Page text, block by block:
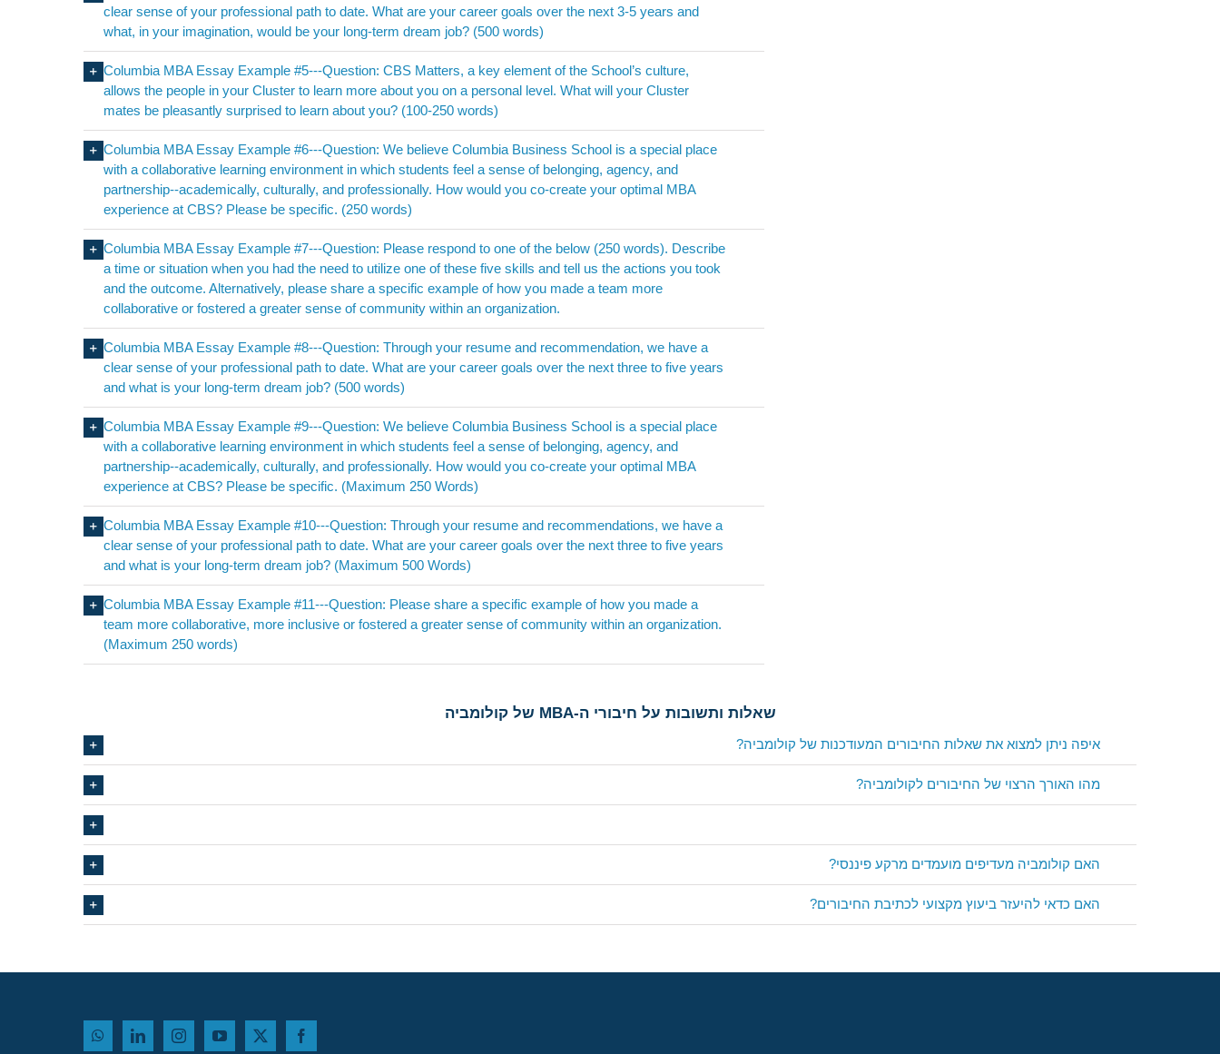
clear sense of your professional path to date. What are your career goals over the next 3-5 years and
what, in your imagination, would be your long-term dream job? (500 words)
Columbia MBA Essay Example #5---Question: CBS Matters, a key element of the School’s culture,
allows the people in your Cluster to learn more about you on a personal level. What will your Cluster
mates be pleasantly surprised to learn about you? (100-250 words)
Columbia MBA Essay Example #6---Question: We believe Columbia Business School is a special place
with a collaborative learning environment in which students feel a sense of belonging, agency, and
partnership--academically, culturally, and professionally. How would you co-create your optimal MBA
experience at CBS? Please be specific. (250 words)
Columbia MBA Essay Example #7---Question: Please respond to one of the below (250 words). Describe
a time or situation when you had the need to utilize one of these five skills and tell us the actions you took
and the outcome. Alternatively, please share a specific example of how you made a team more
collaborative or fostered a greater sense of community within an organization.
Columbia MBA Essay Example #8---Question: Through your resume and recommendation, we have a
clear sense of your professional path to date. What are your career goals over the next three to five years
and what is your long-term dream job? (500 words)
Columbia MBA Essay Example #9---Question: We believe Columbia Business School is a special place
with a collaborative learning environment in which students feel a sense of belonging, agency, and
partnership--academically, culturally, and professionally. How would you co-create your optimal MBA
experience at CBS? Please be specific. (Maximum 250 Words)
Columbia MBA Essay Example #10---Question: Through your resume and recommendations, we have a
clear sense of your professional path to date. What are your career goals over the next three to five years
and what is your long-term dream job? (Maximum 500 Words)
Columbia MBA Essay Example #11---Question: Please share a specific example of how you made a
team more collaborative, more inclusive or fostered a greater sense of community within an organization.
(Maximum 250 words)
שאלות ותשובות על חיבורי ה-MBA של קולומביה
איפה ניתן למצוא את שאלות החיבורים המעודכנות של קולומביה?
מהו האורך הרצוי של החיבורים לקולומביה?
האם קולומביה מעדיפים מועמדים מרקע פיננסי?
האם כדאי להיעזר ביעוץ מקצועי לכתיבת החיבורים?